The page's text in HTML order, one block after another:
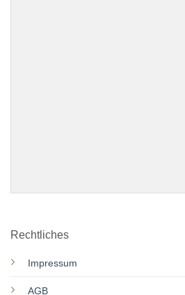
Rechtliches
Impressum
AGB